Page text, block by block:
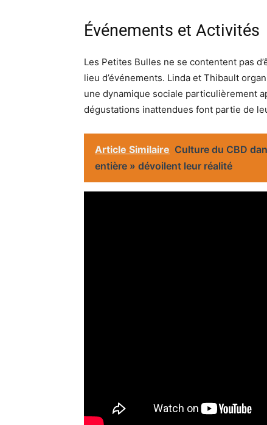
Événements et Activités
Les Petites Bulles ne se contentent pas
lieu d’événements. Linda et Thibault
une dynamique sociale particulièrement
dégustations inattendues font partie de
Article Similaire Culture du CBD
entière » dévoilent leur réalité